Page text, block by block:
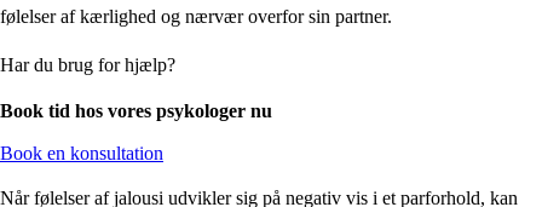
følelser af kærlighed og nærvær overfor sin partner.
Har du brug for hjælp?
Book tid hos vores psykologer nu
Book en konsultation
Når følelser af jalousi udvikler sig på negativ vis i et parforhold, kan